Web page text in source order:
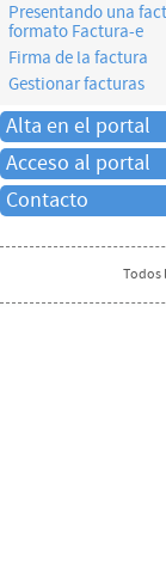
Presentando una
formato Factura-e
Firma de la factura
Gestionar facturas
Alta en el portal
Acceso al portal
Contacto
Todos